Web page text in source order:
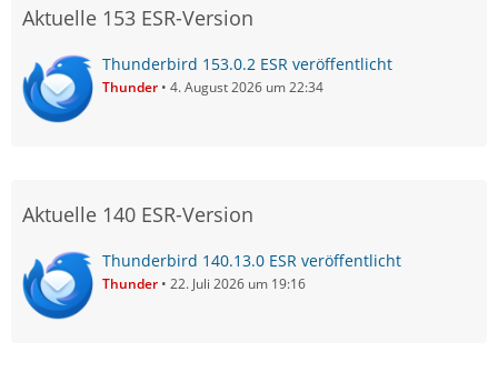
Aktuelle 153 ESR-Version
Thunderbird 153.0.2 ESR veröffentlicht
Thunder 4. August 2026 um 22:34
Aktuelle 140 ESR-Version
Thunderbird 140.13.0 ESR veröffentlicht
Thunder 22. Juli 2026 um 19:16